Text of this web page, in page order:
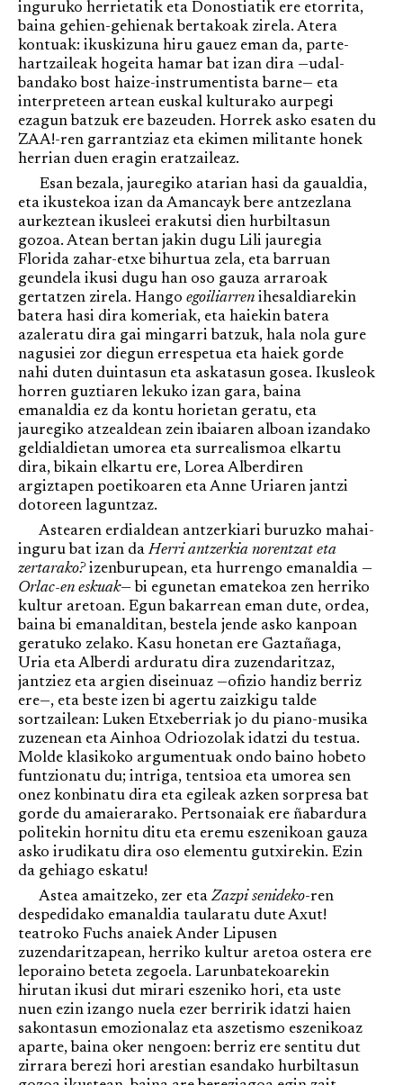
inguruko herrietatik eta Donostiatik ere etorrita,
baina gehien-gehienak bertakoak zirela. Atera
kontuak: ikuskizuna hiru gauez eman da, parte-
hartzaileak hogeita hamar bat izan dira —udal-
bandako bost haize-instrumentista barne— eta
interpreteen artean euskal kulturako aurpegi
ezagun batzuk ere bazeuden. Horrek asko esaten du
ZAA!-ren garrantziaz eta ekimen militante honek
herrian duen eragin eratzaileaz.
Esan bezala, jauregiko atarian hasi da gaualdia,
eta ikustekoa izan da Amancayk bere antzezlana
aurkeztean ikusleei erakutsi dien hurbiltasun
gozoa. Atean bertan jakin dugu Lili jauregia
Florida zahar-etxe bihurtua zela, eta barruan
geundela ikusi dugu han oso gauza arraroak
gertatzen zirela. Hango egoiliarren ihesaldiarekin
batera hasi dira komeriak, eta haiekin batera
azaleratu dira gai mingarri batzuk, hala nola gure
nagusiei zor diegun errespetua eta haiek gorde
nahi duten duintasun eta askatasun gosea. Ikusleok
horren guztiaren lekuko izan gara, baina
emanaldia ez da kontu horietan geratu, eta
jauregiko atzealdean zein ibaiaren alboan izandako
geldialdietan umorea eta surrealismoa elkartu
dira, bikain elkartu ere, Lorea Alberdiren
argiztapen poetikoaren eta Anne Uriaren jantzi
dotoreen laguntzaz.
Astearen erdialdean antzerkiari buruzko mahai-
inguru bat izan daHerri antzerkia norentzat eta
zertarako?izenburupean, eta hurrengo emanaldia —
Orlac-en eskuak— bi egunetan ematekoa zen herriko
kultur aretoan. Egun bakarrean eman dute, ordea,
baina bi emanalditan, bestela jende asko kanpoan
geratuko zelako. Kasu honetan ere Gaztañaga,
Uria eta Alberdi arduratu dira zuzendaritzaz,
jantziez eta argien diseinuaz —ofizio handiz berriz
ere—, eta beste izen bi agertu zaizkigu talde
sortzailean: Luken Etxeberriak jo du piano-musika
zuzenean eta Ainhoa Odriozolak idatzi du testua.
Molde klasikoko argumentuak ondo baino hobeto
funtzionatu du; intriga, tentsioa eta umorea sen
onez konbinatu dira eta egileak azken sorpresa bat
gorde du amaierarako. Pertsonaiak ere ñabardura
politekin hornitu ditu eta eremu eszenikoan gauza
asko irudikatu dira oso elementu gutxirekin. Ezin
da gehiago eskatu!
Astea amaitzeko, zer eta Zazpi senideko-ren
despedidako emanaldia taularatu dute Axut!
teatroko Fuchs anaiek Ander Lipusen
zuzendaritzapean, herriko kultur aretoa ostera ere
leporaino beteta zegoela. Larunbatekoarekin
hirutan ikusi dut mirari eszeniko hori, eta uste
nuen ezin izango nuela ezer berririk idatzi haien
sakontasun emozionalaz eta aszetismo eszenikoaz
aparte, baina oker nengoen: berriz ere sentitu dut
zirrara berezi hori arestian esandako hurbiltasun